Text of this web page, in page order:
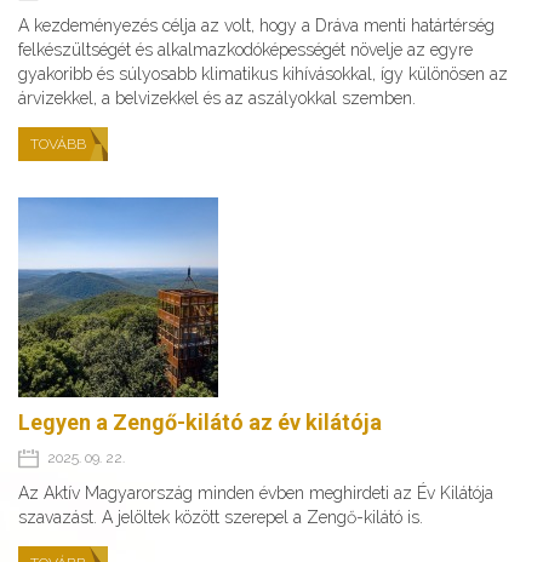
A kezdeményezés célja az volt, hogy a Dráva menti határtérség
felkészültségét és alkalmazkodóképességét növelje az egyre
gyakoribb és súlyosabb klimatikus kihívásokkal, így különösen az
árvizekkel, a belvizekkel és az aszályokkal szemben.
TOVÁBB
Legyen a Zengő-kilátó az év kilátója
2025. 09. 22.
Az Aktív Magyarország minden évben meghirdeti az Év Kilátója
szavazást. A jelöltek között szerepel a Zengő-kilátó is.